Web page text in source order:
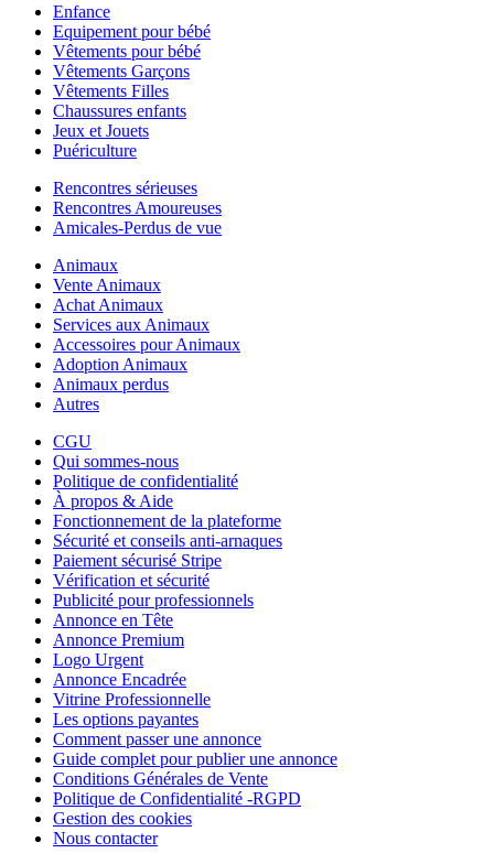
Enfance
Equipement pour bébé
Vêtements pour bébé
Vêtements Garçons
Vêtements Filles
Chaussures enfants
Jeux et Jouets
Puériculture
Rencontres sérieuses
Rencontres Amoureuses
Amicales-Perdus de vue
Animaux
Vente Animaux
Achat Animaux
Services aux Animaux
Accessoires pour Animaux
Adoption Animaux
Animaux perdus
Autres
CGU
Qui sommes-nous
Politique de confidentialité
À propos & Aide
Fonctionnement de la plateforme
Sécurité et conseils anti-arnaques
Paiement sécurisé Stripe
Vérification et sécurité
Publicité pour professionnels
Annonce en Tête
Annonce Premium
Logo Urgent
Annonce Encadrée
Vitrine Professionnelle
Les options payantes
Comment passer une annonce
Guide complet pour publier une annonce
Conditions Générales de Vente
Politique de Confidentialité -RGPD
Gestion des cookies
Nous contacter